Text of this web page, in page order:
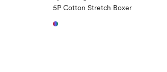
5P Cotton Stretch Boxer